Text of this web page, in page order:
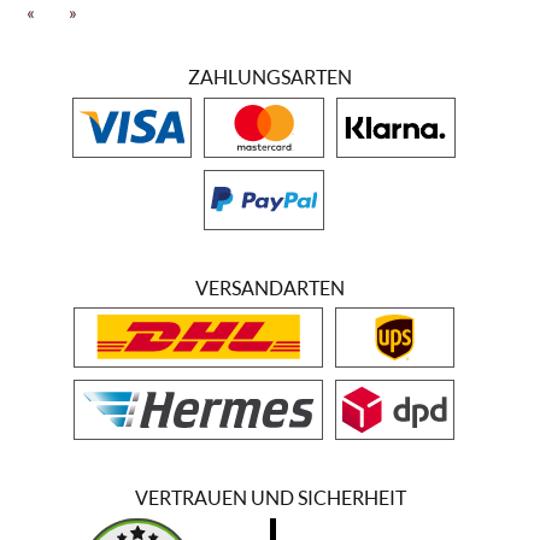
Stück Land, alt, geschützt, gepflegt und bereichert durch ständige
Forschung und Liebe. Der gemeinsame Stempel der Weine ist Eleganz,
ein Vorrecht ohne Kompromisse und eine konstante Investition in die
unternehmenseigene Philosophie. Auf diese Weise werden zwei
Chianti DOCG: Vigna di Pallino und Vigna di Pallino Riserva,
produziert - Interpretation der historischen Bezeichnung von
Sangiovese. Zwei toskanische IGT-Rotweine: Crognolo, ein in Eiche
Mischung aus Merlot, Cabernet Sauvignon und einem kleinen Zusatz
von Petit Verdot. Vigna dell'Impero 1935, ein reiner Sangiovese in
Fässern, mit großer Struktur und ausgezeichneter Prädisposition für
lange Alterung. Grisoglia, ein toskanischer Dessertwein, der durch
eine sorgfältige Auswahl von Malvasia- und Trebbiano-Trauben
gewonnen wird.
« »
ZAHLUNGSARTEN
VERSANDARTEN
VERTRAUEN UND SICHERHEIT